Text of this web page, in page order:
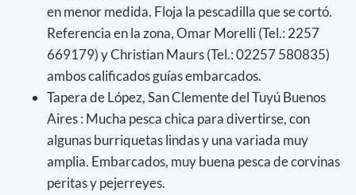
en menor medida. Floja la pescadilla que se cortó.
Referencia en la zona, Omar Morelli (Tel.: 2257
669179) y Christian Maurs (Tel.: 02257 580835)
ambos calificados guías embarcados.
Tapera de López, San Clemente del Tuyú Buenos
Aires : Mucha pesca chica para divertirse, con
algunas burriquetas lindas y una variada muy
amplia. Embarcados, muy buena pesca de corvinas
peritas y pejerreyes.